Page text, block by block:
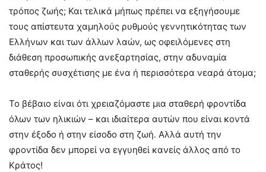
τρόπος ζωής; Και τελικά μήπως πρέπει να εξηγήσουμε
τους απίστευτα χαμηλούς ρυθμούς γεννητικότητας των
Ελλήνων και των άλλων λαών, ως οφειλόμενες στη
διάθεση προσωπικής ανεξαρτησίας, στην αδυναμία
σταθερής συσχέτισης με ένα ή περισσότερα νεαρά άτομα;
Το βέβαιο είναι ότι χρειαζόμαστε μια σταθερή φροντίδα
όλων των ηλικιών – και ιδιαίτερα αυτών που είναι κοντά
στην έξοδο ή στην είσοδο στη ζωή. Αλλά αυτή την
φροντίδα δεν μπορεί να εγγυηθεί κανείς άλλος από το
Κράτος!